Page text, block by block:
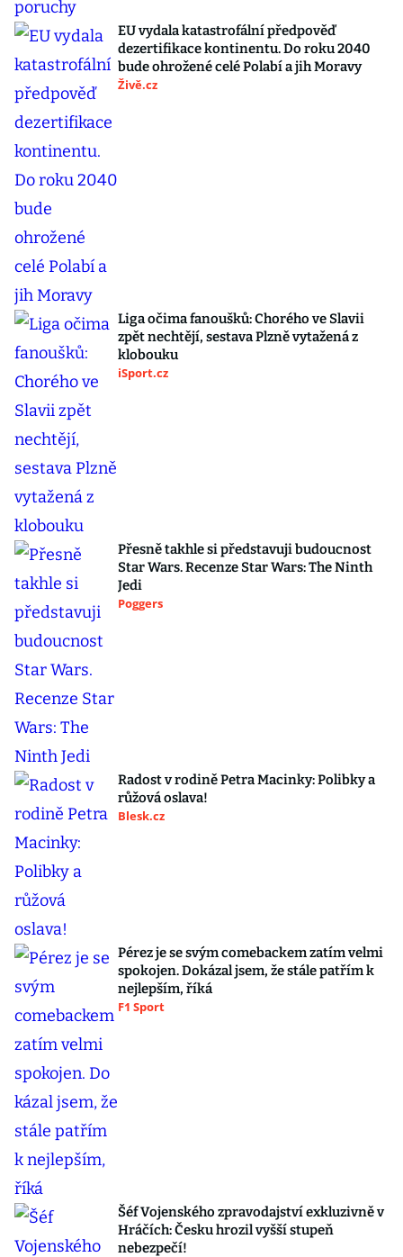
EU vydala katastrofální předpověď
dezertifikace kontinentu. Do roku 2040
bude ohrožené celé Polabí a jih Moravy
Živě.cz
Liga očima fanoušků: Chorého ve Slavii
zpět nechtějí, sestava Plzně vytažená z
klobouku
iSport.cz
Přesně takhle si představuji budoucnost
Star Wars. Recenze Star Wars: The Ninth
Jedi
Poggers
Radost v rodině Petra Macinky: Polibky a
růžová oslava!
Blesk.cz
Pérez je se svým comebackem zatím velmi
spokojen. Dokázal jsem, že stále patřím k
nejlepším, říká
F1 Sport
Šéf Vojenského zpravodajství exkluzivně v
Hráčích: Česku hrozil vyšší stupeň
nebezpečí!